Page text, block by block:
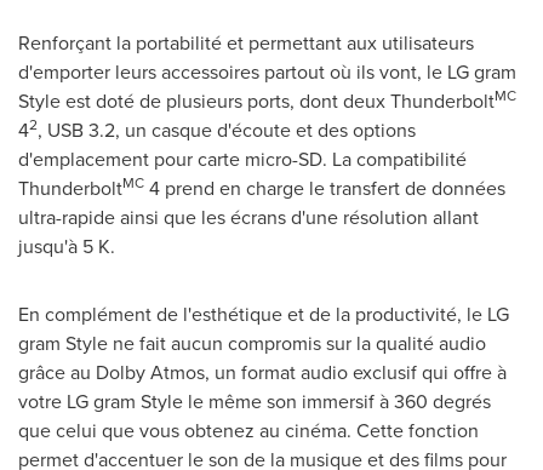
Renforçant la portabilité et permettant aux utilisateurs
d'emporter leurs accessoires partout où ils vont, le LG gram
Style est doté de plusieurs ports, dont deux ThunderboltMC
42, USB 3.2, un casque d'écoute et des options
d'emplacement pour carte micro-SD. La compatibilité
ThunderboltMC 4 prend en charge le transfert de données
ultra-rapide ainsi que les écrans d'une résolution allant
jusqu'à 5 K.
En complément de l'esthétique et de la productivité, le LG
gram Style ne fait aucun compromis sur la qualité audio
grâce au Dolby Atmos, un format audio exclusif qui offre à
votre LG gram Style le même son immersif à 360 degrés
que celui que vous obtenez au cinéma. Cette fonction
permet d'accentuer le son de la musique et des films pour